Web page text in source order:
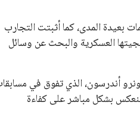
بعيدة المدى، كما أثبتت التجارب
العسكرية والبحث عن وسائل
أندرسون، الذي تفوق في
بشكل مباشر على كفاءة